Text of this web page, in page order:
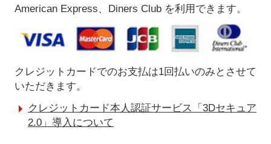
American Express、Diners Club を利用できます。
クレジットカードでのお支払は1回払いのみとさせて
いただきます。
クレジットカード本人認証サービス「3Dセキュア
2.0」導入について